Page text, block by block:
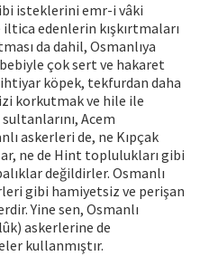
isteklerini emr-i vâki
edenlerin kışkırtmaları
da dahil, Osmanlıya
çok sert ve hakaret
ihtiyar köpek, tekfurdan daha
korkutmak ve hile ile
Acem
askerleri de, ne Kıpçak
ne de Hint toplulukları gibi
değildirler. Osmanlı
gibi hamiyetsiz ve perişan
Yine sen, Osmanlı
askerlerine de
kullanmıştır.